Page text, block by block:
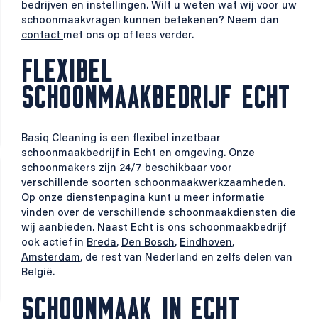
bedrijven en instellingen. Wilt u weten wat wij voor uw
schoonmaakvragen kunnen betekenen? Neem dan
contact met ons op of lees verder.
FLEXIBEL
SCHOONMAAKBEDRIJF ECHT
Basiq Cleaning is een flexibel inzetbaar
schoonmaakbedrijf in Echt en omgeving. Onze
schoonmakers zijn 24/7 beschikbaar voor
verschillende soorten schoonmaakwerkzaamheden.
Op onze dienstenpagina kunt u meer informatie
vinden over de verschillende schoonmaakdiensten die
wij aanbieden. Naast Echt is ons schoonmaakbedrijf
ook actief in Breda, Den Bosch, Eindhoven,
Amsterdam, de rest van Nederland en zelfs delen van
België.
SCHOONMAAK IN ECHT